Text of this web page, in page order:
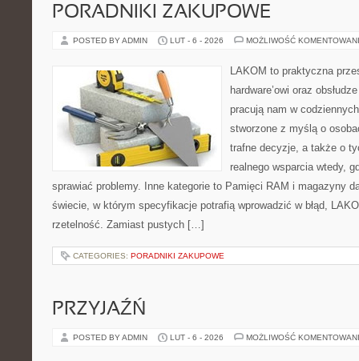
PORADNIKI ZAKUPOWE
POSTED BY ADMIN LUT - 6 - 2026 MOŻLIWOŚĆ
LAKOM to praktyczna
hardware’owi oraz
pracują nam w
stworzone z myślą o
trafne decyzje, a także o
realnego wsparcia wtedy,
sprawiać problemy. Inne kategorie to Pamięci RAM i magazyny
świecie, w którym specyfikacje potrafią wprowadzić w błąd,
rzetelność. Zamiast pustych […]
CATEGORIES: PORADNIKI ZAKUPOWE
PRZYJAŹŃ
POSTED BY ADMIN LUT - 6 - 2026 MOŻLIWOŚĆ